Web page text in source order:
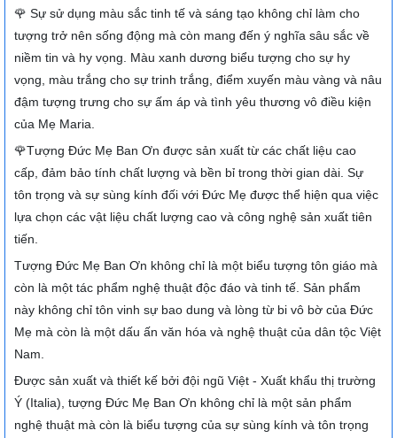
🌹 Sự sử dụng màu sắc tinh tế và sáng tạo không chỉ làm cho
tượng trở nên sống động mà còn mang đến ý nghĩa sâu sắc về
niềm tin và hy vọng. Màu xanh dương biểu tượng cho sự hy
vọng, màu trắng cho sự trinh trắng, điểm xuyến màu vàng và nâu
đậm tượng trưng cho sự ấm áp và tình yêu thương vô điều kiện
của Mẹ Maria.
🌹Tượng Đức Mẹ Ban Ơn được sản xuất từ các chất liệu cao
cấp, đảm bảo tính chất lượng và bền bỉ trong thời gian dài. Sự
tôn trọng và sự sùng kính đối với Đức Mẹ được thể hiện qua việc
lựa chọn các vật liệu chất lượng cao và công nghệ sản xuất tiên
tiến.
Tượng Đức Mẹ Ban Ơn không chỉ là một biểu tượng tôn giáo mà
còn là một tác phẩm nghệ thuật độc đáo và tinh tế. Sản phẩm
này không chỉ tôn vinh sự bao dung và lòng từ bi vô bờ của Đức
Mẹ mà còn là một dấu ấn văn hóa và nghệ thuật của dân tộc Việt
Nam.
Được sản xuất và thiết kế bởi đội ngũ Việt - Xuất khẩu thị trường
Ý (Italia), tượng Đức Mẹ Ban Ơn không chỉ là một sản phẩm
nghệ thuật mà còn là biểu tượng của sự sùng kính và tôn trọng